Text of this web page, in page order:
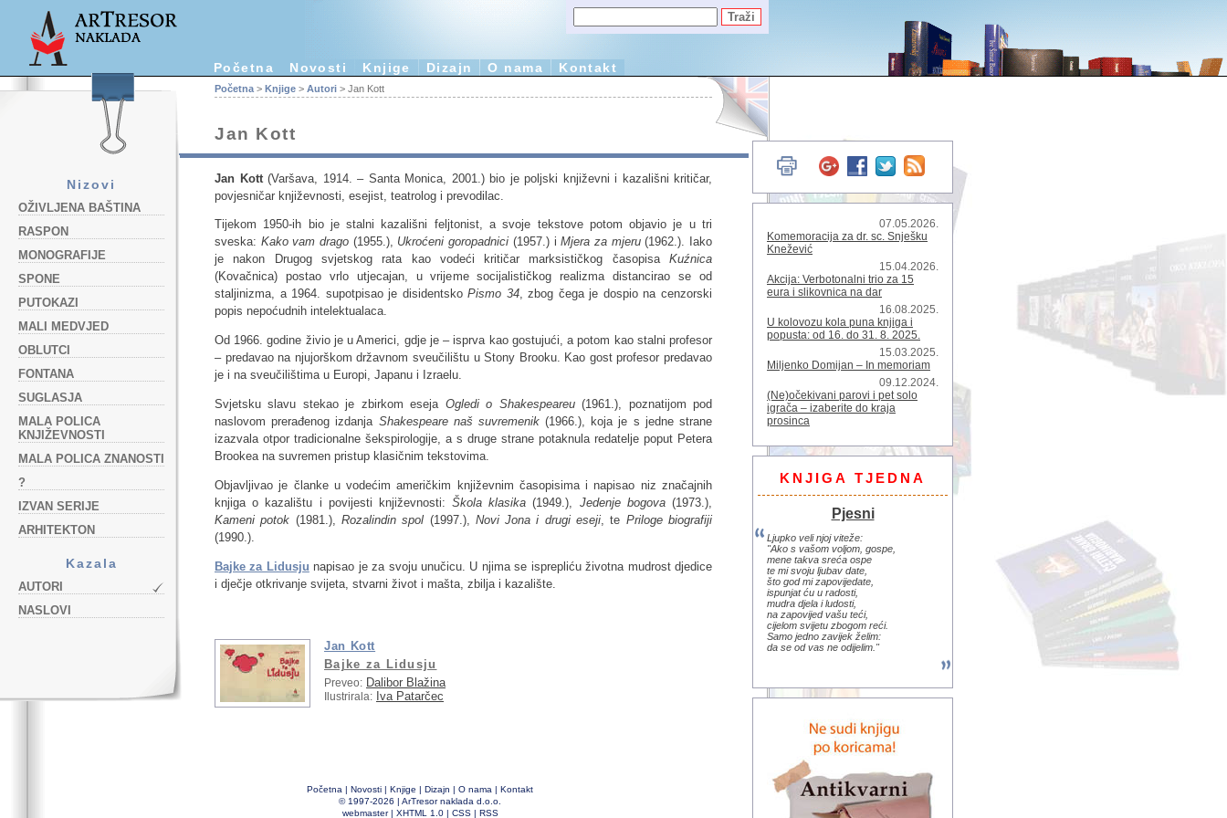
Početna Novosti Knjige Dizajn O nama Kontakt
Nizovi
OŽIVLJENA BAŠTINA
RASPON
MONOGRAFIJE
SPONE
PUTOKAZI
MALI MEDVJED
OBLUTCI
FONTANA
SUGLASJA
MALA POLICA
KNJIŽEVNOSTI
MALA POLICA ZNANOSTI
?
IZVAN SERIJE
ARHITEKTON
Kazala
AUTORI
NASLOVI
Početna > Knjige > Autori > Jan Kott
Jan Kott
Jan Kott(Varšava, 1914. – Santa Monica, 2001.) bio je poljski književni i kazališni kritičar,
povjesničar književnosti, esejist, teatrolog i prevodilac.
Tijekom 1950-ih bio je stalni kazališni feljtonist, a svoje tekstove potom objavio je u tri
sveska: Kako vam drago (1955.), Ukroćeni goropadnici (1957.) iMjera za mjeru(1962.). Iako
je nakon Drugog svjetskog rata kao vodeći kritičar marksističkog časopisa Kuźnica
(Kovačnica) postao vrlo utjecajan, u vrijeme socijalističkog realizma distancirao se od
staljinizma, a 1964. supotpisao je disidentskoPismo 34, zbog čega je dospio na cenzorski
popis nepoćudnih intelektualaca.
Od 1966. godine živio je u Americi, gdje je – isprva kao gostujući, a potom kao stalni profesor
– predavao na njujorškom državnom sveučilištu u Stony Brooku. Kao gost profesor predavao
je i na sveučilištima u Europi, Japanu i Izraelu.
Svjetsku slavu stekao je zbirkom eseja Ogledi o Shakespeareu(1961.), poznatijom pod
naslovom prerađenog izdanja Shakespeare naš suvremenik(1966.), koja je s jedne strane
izazvala otpor tradicionalne šekspirologije, a s druge strane potaknula redatelje poput Petera
Brookea na suvremen pristup klasičnim tekstovima.
Objavljivao je članke u vodećim američkim književnim časopisima i napisao niz značajnih
knjiga o kazalištu i povijesti književnosti:Škola klasika (1949.), Jedenje bogova(1973.),
Kameni potok (1981.), Rozalindin spol (1997.), Novi Jona i drugi eseji , te Priloge biografiji
(1990.).
Bajke za Lidusju napisao je za svoju unučicu. U njima se isprepliću životna mudrost djedice
i dječje otkrivanje svijeta, stvarni život i mašta, zbilja i kazalište.
Jan Kott
Bajke za Lidusju
Preveo: Dalibor Blažina
Ilustrirala: Iva Patarčec
Početna Novosti Knjige Dizajn O nama
Kontakt
© 1997-2026 | ArTresor naklada d.o.o.
webmaster| XHTML 1.0| CSS| RSS
07.05.2026.
Komemoracija za dr. sc. Snješku
Knežević
15.04.2026.
Akcija: Verbotonalni trio za 15
eura i slikovnica na dar
16.08.2025.
U kolovozu kola puna knjiga i
popusta: od 16. do 31. 8. 2025.
15.03.2025.
Miljenko Domijan – In memoriam
09.12.2024.
(Ne)očekivani parovi i pet solo
igrača – izaberite do kraja
prosinca
KNJIGA TJEDNA
Pjesni
Ljupko veli njoj viteže:
"Ako s vašom voljom, gospe,
mene takva sreća ospe
te mi svoju ljubav date,
što god mi zapovijedate,
ispunjat ću u radosti,
mudra djela i ludosti,
na zapovijed vašu teći,
cijelom svijetu zbogom reći.
Samo jedno zavijek želim:
da se od vas ne odijelim."